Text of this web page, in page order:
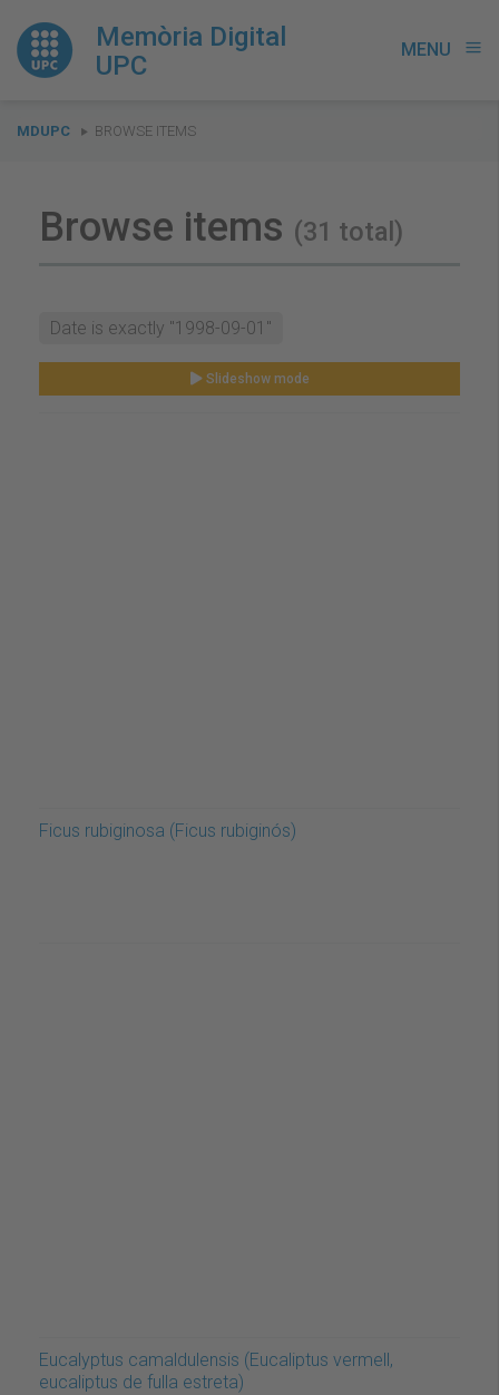
Memòria Digital
UPC
MENU menu
You
MDUPC BROWSE ITEMS
Browse items (31 total)
Date is exactly "1998-09-01"
Slideshow mode
Ficus rubiginosa (Ficus rubiginós)
Eucalyptus camaldulensis (Eucaliptus vermell,
eucaliptus de fulla estreta)